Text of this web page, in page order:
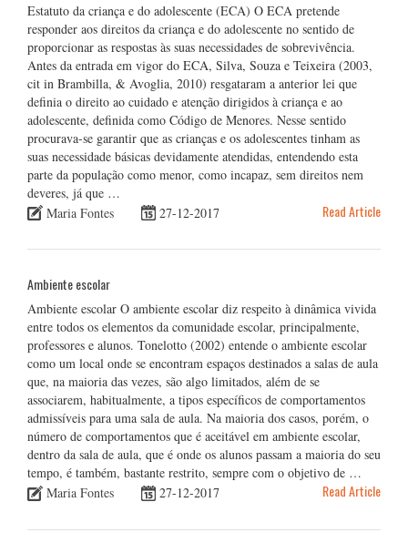
Estatuto da criança e do adolescente (ECA) O ECA pretende
responder aos direitos da criança e do adolescente no sentido de
proporcionar as respostas às suas necessidades de sobrevivência.
Antes da entrada em vigor do ECA, Silva, Souza e Teixeira (2003,
cit in Brambilla, & Avoglia, 2010) resgataram a anterior lei que
definia o direito ao cuidado e atenção dirigidos à criança e ao
adolescente, definida como Código de Menores. Nesse sentido
procurava-se garantir que as crianças e os adolescentes tinham as
suas necessidade básicas devidamente atendidas, entendendo esta
parte da população como menor, como incapaz, sem direitos nem
deveres, já que …
Maria Fontes
27-12-2017 Read Article
Ambiente escolar
Ambiente escolar O ambiente escolar diz respeito à dinâmica vivida
entre todos os elementos da comunidade escolar, principalmente,
professores e alunos. Tonelotto (2002) entende o ambiente escolar
como um local onde se encontram espaços destinados a salas de aula
que, na maioria das vezes, são algo limitados, além de se
associarem, habitualmente, a tipos específicos de comportamentos
admissíveis para uma sala de aula. Na maioria dos casos, porém, o
número de comportamentos que é aceitável em ambiente escolar,
dentro da sala de aula, que é onde os alunos passam a maioria do seu
tempo, é também, bastante restrito, sempre com o objetivo de …
Maria Fontes
27-12-2017 Read Article